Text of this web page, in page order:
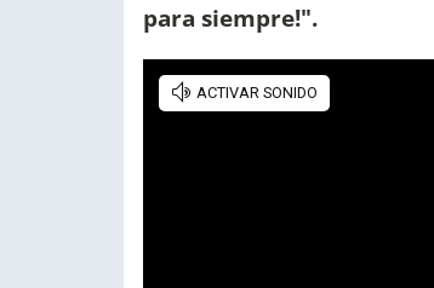
para siempre!".